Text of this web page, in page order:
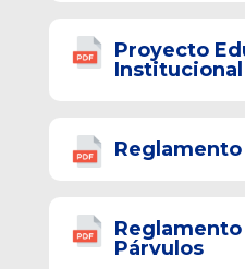
Proyecto
Institucional
Párvulos